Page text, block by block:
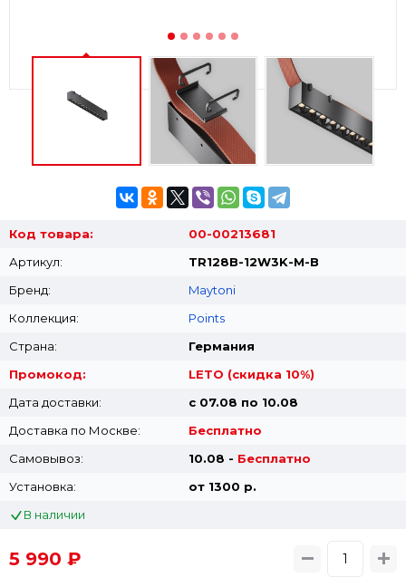
Код товара:
00-00213681
Артикул:
TR128B-12W3K-M-B
Бренд:
Maytoni
Коллекция:
Points
Страна:
Германия
Промокод:
LETO (скидка 10%)
Дата доставки:
с 07.08 по 10.08
Доставка по Москве:
Бесплатно
Самовывоз:
10.08 - Бесплатно
Установка:
от 1300 p.
В наличии
5 990 ₽